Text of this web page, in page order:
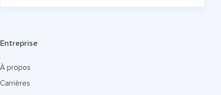
Entreprise
À propos
Carrières